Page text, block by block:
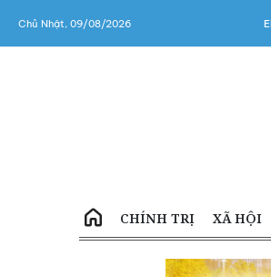
Chủ Nhật, 09/08/2026
CHÍNH TRỊ XÃ HỘI